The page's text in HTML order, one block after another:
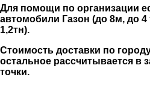
Для помощи по организации
автомобили Газон (до 8м, до 4
1,2тн).
Стоимость доставки по
остальное рассчитывается в
точки.